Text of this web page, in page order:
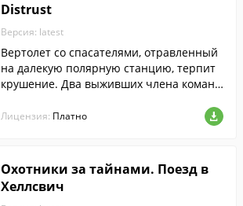
Distrust
Версия: latest
Вертолет со спасателями, отравленный
на далекую полярную станцию, терпит
крушение. Два выживших члена команд
едяной стужи и выяснить природу загад
очных аномальных явлений, которые оп
Лицензия: Платно
Охотники за тайнами. Поезд в
Хеллсвич